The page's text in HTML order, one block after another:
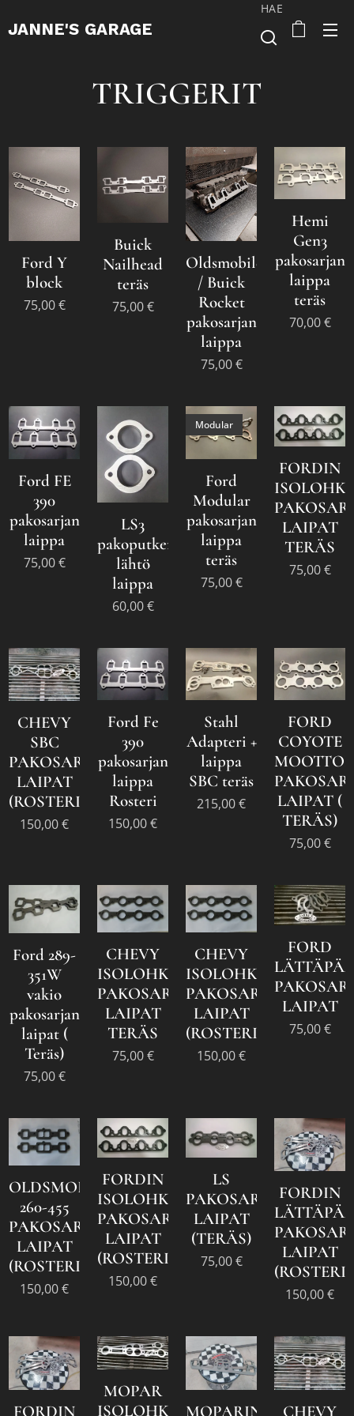
JANNE'S GARAGE
HAE
TRIGGERIT
Ford Y
block
75,00€
Buick
Nailhead
teräs
75,00€
Oldsmobile
/ Buick
Rocket
pakosarjan
laippa
75,00€
Hemi
Gen3
pakosarjan
laippa
teräs
70,00€
Ford FE
390
pakosarjan
laippa
75,00€
LS3
pakoputken
lähtö
laippa
60,00€
Ford
Modular
pakosarjan
laippa
teräs
Modular
75,00€
FORDIN
LAIPAT
TERÄS
75,00€
CHEVY
SBC
PAKOSARJAN
LAIPAT
(ROSTERI)
150,00€
Ford Fe
390
pakosarjan
laippa
Rosteri
150,00€
Stahl
Adapteri +
laippa
SBC teräs
215,00€
FORD
COYOTE
LAIPAT (
TERÄS)
75,00€
Ford 289-
351W
vakio
pakosarjan
laipat (
Teräs)
75,00€
CHEVY
ISOLOHKO
PAKOSARJAN
LAIPAT
TERÄS
75,00€
CHEVY
ISOLOHKON
PAKOSARJAN
LAIPAT
(ROSTERI)
150,00€
FORD
LAIPAT
75,00€
OLDSMOBILE
260-455
PAKOSARJAN
LAIPAT
(ROSTERI)
150,00€
FORDIN
ISOLOHKON
PAKOSARJAN
LAIPAT
(ROSTERI)
150,00€
LS
PAKOSARJAN
LAIPAT
(TERÄS)
75,00€
FORDIN
LAIPAT
(ROSTERI)
150,00€
FORDIN
MOPAR
ISOLOHKO
MOPARIN CHEVY